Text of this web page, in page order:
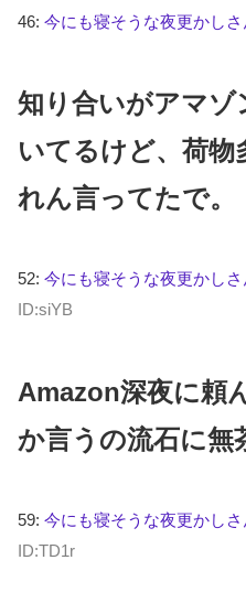
46: 今にも寝そうな夜更かしさ
知り合いがアマ
いてるけど、荷物
れん言ってたで。
52: 今にも寝そうな夜更かしさ
ID:siYB
Amazon深夜に頼
か言うの流石に無
59: 今にも寝そうな夜更かしさ
ID:TD1r